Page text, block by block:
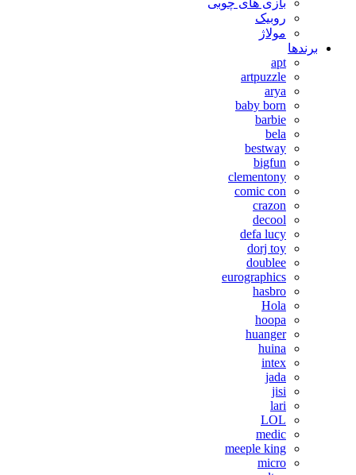
بازی های چوبی
روبیک
مولاژ
برندها
apt
artpuzzle
arya
baby born
barbie
bela
bestway
bigfun
clementony
comic con
crazon
decool
defa lucy
dorj toy
doublee
eurographics
hasbro
Hola
hoopa
huanger
huina
intex
jada
jisi
lari
LOL
medic
meeple king
micro